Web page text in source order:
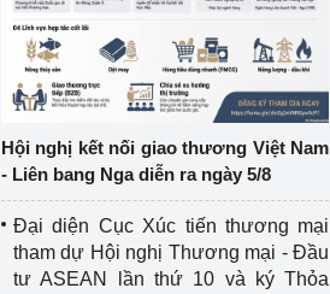
Hội nghị kết nối giao thương Việt Nam
- Liên bang Nga diễn ra ngày 5/8
Đại diện Cục Xúc tiến thương mại
tham dự Hội nghị Thương mại - Đầu
tư ASEAN lần thứ 10 và ký Thỏa